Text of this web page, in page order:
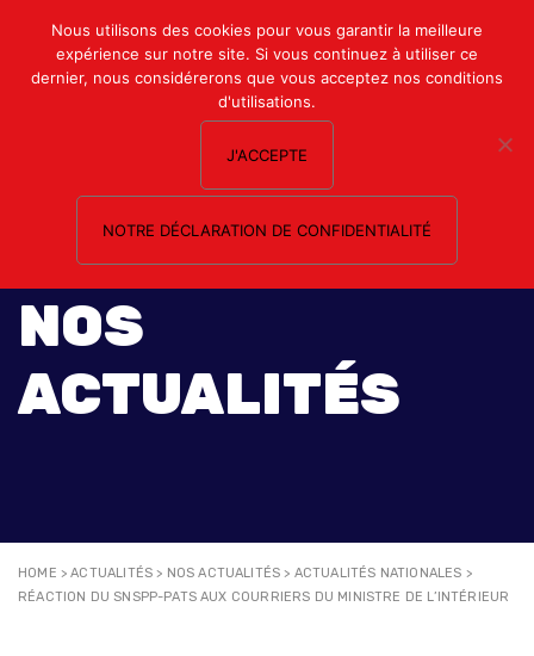
Mon compte
Nous contacter
NOS
ACTUALITÉS
HOME >ACTUALITÉS > NOS ACTUALITÉS > ACTUALITÉS NATIONALES >
RÉACTION DU SNSPP-PATS AUX COURRIERS DU MINISTRE DE L’INTÉRIEUR
Nous utilisons des cookies pour vous garantir la meilleure
expérience sur notre site. Si vous continuez à utiliser ce
dernier, nous considérerons que vous acceptez nos conditions
d'utilisations.
J'ACCEPTE
NOTRE DÉCLARATION DE CONFIDENTIALITÉ